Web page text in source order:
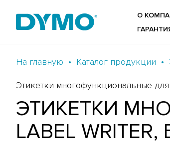
О
На главную Каталог продукции
Этикетки многофункциональные
ЭТИКЕТКИ
LABEL